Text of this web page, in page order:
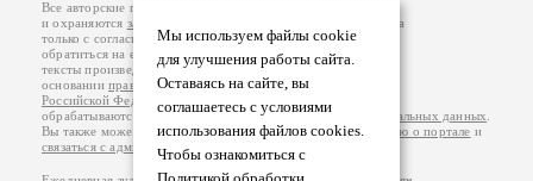
Мы используем файлы cookie
для улучшения работы сайта.
Оставаясь на сайте, вы
соглашаетесь с условиями
использования файлов cookies.
Чтобы ознакомиться с
Все авторские права на произведения принадлежат авторам
и охраняются законом
. Перепечатка произведений возможна
только с согласия его автора, к которому вы можете
обратиться на его авторской странице. Ответственность за
тексты произведений авторы несут самостоятельно на
основанииправил публикацииизаконодательства
Российской Федерации
обрабатываются на основанииПолитики обработки персональных данных
Вы также можете посмотреть более подробнуюинформацию о портале и
связаться с администрацией